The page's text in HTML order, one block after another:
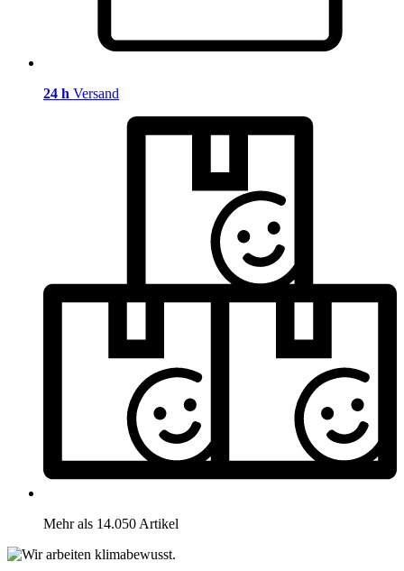
24 h Versand
Mehr als 14.050 Artikel